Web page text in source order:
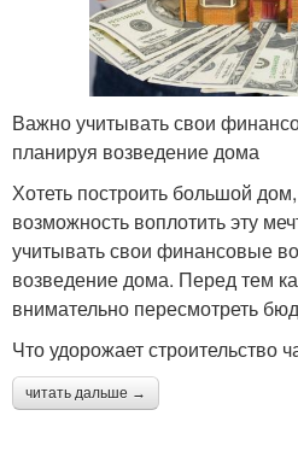
Важно учитывать свои
планируя возведение дома
Хотеть построить большой
возможность воплотить эту
учитывать свои финансовые
возведение дома. Перед тем
внимательно пересмотреть
Что удорожает строительство
читать дальше →